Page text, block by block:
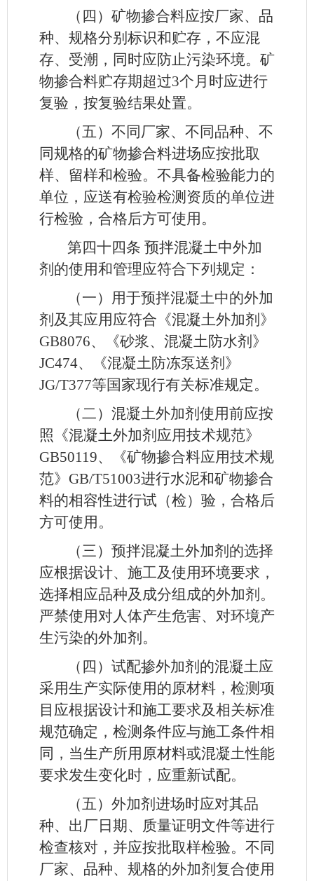
（四）矿物掺合料应按厂家、品
种、规格分别标识和贮存，不应混
存、受潮，同时应防止污染环境。矿
物掺合料贮存期超过3个月时应进行
复验，按复验结果处置。
（五）不同厂家、不同品种、不
同规格的矿物掺合料进场应按批取
样、留样和检验。不具备检验能力的
单位，应送有检验检测资质的单位进
行检验，合格后方可使用。
第四十四条 预拌混凝土中外加
剂的使用和管理应符合下列规定：
（一）用于预拌混凝土中的外加
剂及其应用应符合《混凝土外加剂》
GB8076、《砂浆、混凝土防水剂》
JC474、《混凝土防冻泵送剂》
JG/T377等国家现行有关标准规定。
（二）混凝土外加剂使用前应按
照《混凝土外加剂应用技术规范》
GB50119、《矿物掺合料应用技术规
范》GB/T51003进行水泥和矿物掺合
料的相容性进行试（检）验，合格后
方可使用。
（三）预拌混凝土外加剂的选择
应根据设计、施工及使用环境要求，
选择相应品种及成分组成的外加剂。
严禁使用对人体产生危害、对环境产
生污染的外加剂。
（四）试配掺外加剂的混凝土应
采用生产实际使用的原材料，检测项
目应根据设计和施工要求及相关标准
规范确定，检测条件应与施工条件相
同，当生产所用原材料或混凝土性能
要求发生变化时，应重新试配。
（五）外加剂进场时应对其品
种、出厂日期、质量证明文件等进行
检查核对，并应按批取样检验。不同
厂家、品种、规格的外加剂复合使用